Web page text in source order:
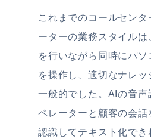
これまでのコールセンタ
ーターの業務スタイル
を行いながら同時にパソ
を操作し、適切なナレ
一般的でした。AIの音声
ペレーターと顧客の会話
認識してテキスト化でき